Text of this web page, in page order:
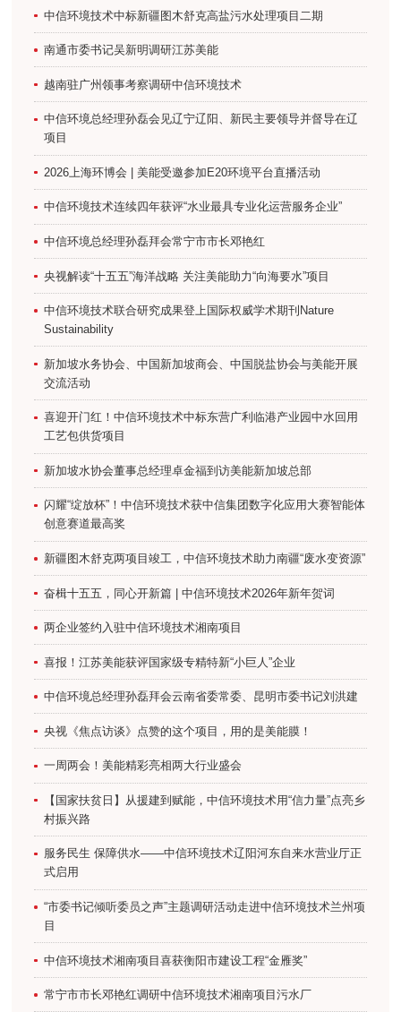
中信环境技术中标新疆图木舒克高盐污水处理项目二期
南通市委书记吴新明调研江苏美能
越南驻广州领事考察调研中信环境技术
中信环境总经理孙磊会见辽宁辽阳、新民主要领导并督导在辽
项目
2026上海环博会 | 美能受邀参加E20环境平台直播活动
中信环境技术连续四年获评“水业最具专业化运营服务企业”
中信环境总经理孙磊拜会常宁市市长邓艳红
央视解读“十五五”海洋战略 关注美能助力“向海要水”项目
中信环境技术联合研究成果登上国际权威学术期刊Nature
Sustainability
新加坡水务协会、中国新加坡商会、中国脱盐协会与美能开展
交流活动
喜迎开门红！中信环境技术中标东营广利临港产业园中水回用
工艺包供货项目
新加坡水协会董事总经理卓金福到访美能新加坡总部
闪耀“绽放杯”！中信环境技术获中信集团数字化应用大赛智能体
创意赛道最高奖
新疆图木舒克两项目竣工，中信环境技术助力南疆“废水变资源”
奋楫十五五，同心开新篇 | 中信环境技术2026年新年贺词
两企业签约入驻中信环境技术湘南项目
喜报！江苏美能获评国家级专精特新“小巨人”企业
中信环境总经理孙磊拜会云南省委常委、昆明市委书记刘洪建
央视《焦点访谈》点赞的这个项目，用的是美能膜！
一周两会！美能精彩亮相两大行业盛会
【国家扶贫日】从援建到赋能，中信环境技术用“信力量”点亮乡
村振兴路
服务民生 保障供水——中信环境技术辽阳河东自来水营业厅正
式启用
“市委书记倾听委员之声”主题调研活动走进中信环境技术兰州项
目
中信环境技术湘南项目喜获衡阳市建设工程“金雁奖”
常宁市市长邓艳红调研中信环境技术湘南项目污水厂